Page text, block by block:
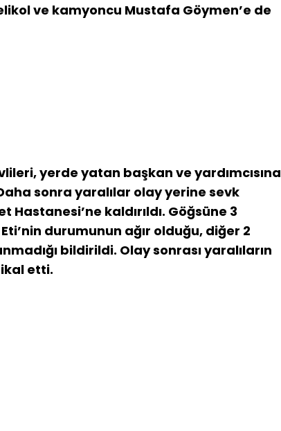
ve kamyoncu Mustafa Göymen’e de
yerde yatan başkan ve yardımcısına
sonra yaralılar olay yerine sevk
kaldırıldı. Göğsüne 3
durumunun ağır olduğu, diğer 2
bildirildi. Olay sonrası yaralıların
etti.